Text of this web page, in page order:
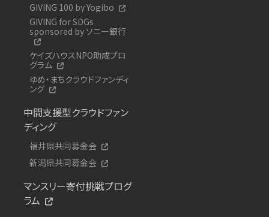
GIVING 100 by Yogibo
GIVING for SDGs
sponsored by ソニー銀行
ケイズハウスNPO助成プロ
グラム
ゆめ・まちクラウドファンディ
ング
中間支援型クラウドファン
ディング
福井県共同募金会
新潟県共同募金会
マンスリー寄付挑戦プログ
ラム